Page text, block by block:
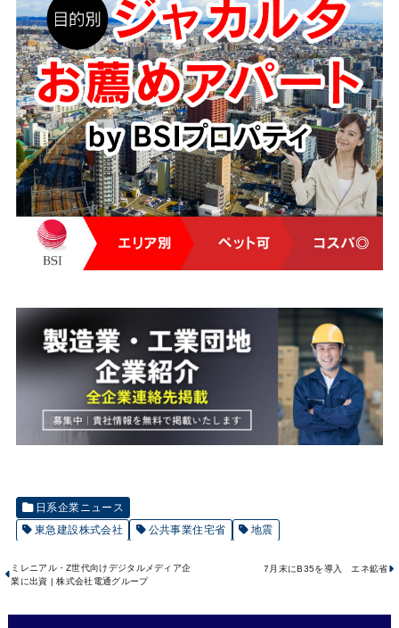
日系企業ニュース
東急建設株式会社
公共事業住宅省 地震
ミレニアル・Z世代向けデジタルメディア企
業に出資 | 株式会社電通グループ
7月末にB35を導入 エネ鉱省